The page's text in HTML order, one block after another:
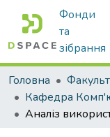
Фонди
та
зібрання
Головна